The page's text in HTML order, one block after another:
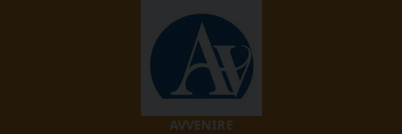
AVVENIRE